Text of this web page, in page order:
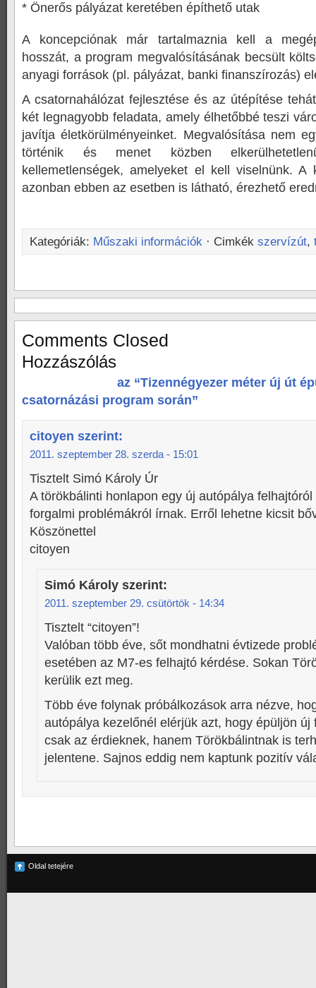
* Önerős pályázat keretében építhető utak
A koncepciónak már tartalmaznia kell a
hosszát, a program megvalósításának becsült
anyagi források (pl. pályázat, banki finanszírozás)
A csatornahálózat fejlesztése és az útépítése
két legnagyobb feladata, amely élhetőbbé teszi
javítja életkörülményeinket. Megvalósítása nem
történik és menet közben
kellemetlenségek, amelyeket el kell viselnünk. A
azonban ebben az esetben is látható, érezhető
Kategóriák: Műszaki információk · Cimkék szervízút,
Comments Closed
Hozzászólás
az “Tizennégyezer méter új út
csatornázási program során”
citoyen szerint:
2011. szeptember 28. szerda - 15:01
Tisztelt Simó Károly Úr
A törökbálinti honlapon egy új autópálya
forgalmi problémákról írnak. Erről lehetne kicsit
Köszönettel
citoyen
Simó Károly szerint:
2011. szeptember 29. csütörtök - 14:34
Tisztelt “citoyen”!
Valóban több éve, sőt mondhatni évtizede
esetében az M7-es felhajtó kérdése. Sokan
kerülik ezt meg.
Több éve folynak próbálkozások arra nézve,
autópálya kezelőnél elérjük azt, hogy épüljön új
csak az érdieknek, hanem Törökbálintnak is
jelentene. Sajnos eddig nem kaptunk pozitív
Oldal tetejére